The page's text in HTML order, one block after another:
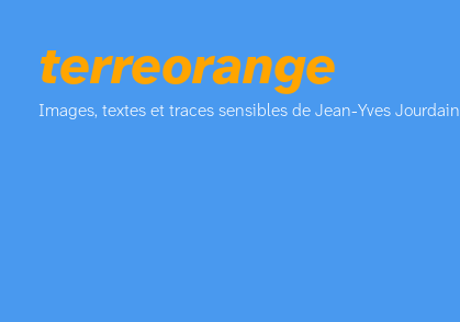
terreorange
Images, textes et traces sensibles de Jean-Yves Jourdain